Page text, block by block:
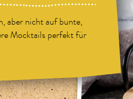
aber nicht auf bunte,
Mocktails perfekt für